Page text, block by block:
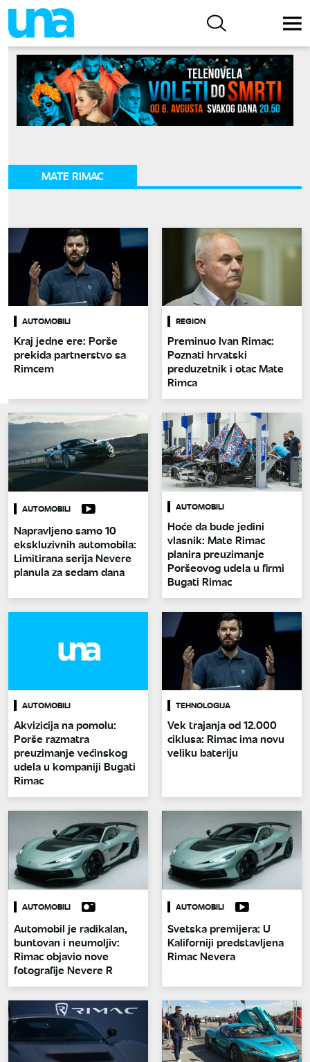
MATE RIMAC
AUTOMOBILI
Kraj jedne ere: Porše
prekida partnerstvo sa
Rimcem
REGION
Preminuo Ivan Rimac:
Poznati hrvatski
preduzetnik i otac Mate
Rimca
AUTOMOBILI
Napravljeno samo 10
ekskluzivnih automobila:
Limitirana serija Nevere
planula za sedam dana
AUTOMOBILI
Hoće da bude jedini
vlasnik: Mate Rimac
planira preuzimanje
Poršeovog udela u firmi
Bugati Rimac
AUTOMOBILI
Akvizicija na pomolu:
Porše razmatra
preuzimanje većinskog
udela u kompaniji Bugati
Rimac
TEHNOLOGIJA
Vek trajanja od 12.000
ciklusa: Rimac ima novu
veliku bateriju
AUTOMOBILI
Automobil je radikalan,
buntovan i neumoljiv:
Rimac objavio nove
fotografije Nevere R
AUTOMOBILI
Svetska premijera: U
Kaliforniji predstavljena
Rimac Nevera